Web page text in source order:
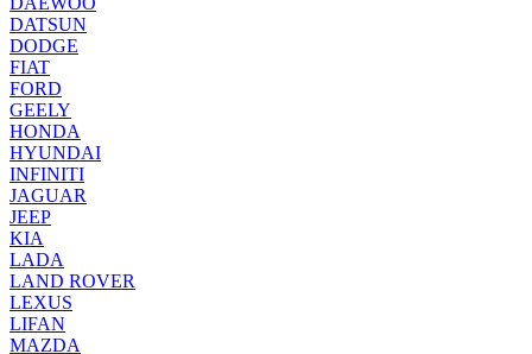
DATSUN
DODGE
FIAT
FORD
GEELY
HONDA
HYUNDAI
INFINITI
JAGUAR
JEEP
KIA
LADA
LAND ROVER
LEXUS
LIFAN
MAZDA